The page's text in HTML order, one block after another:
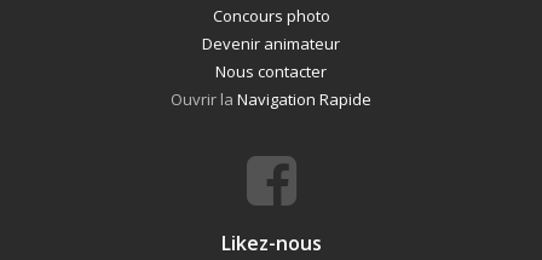
Concours photo
Devenir animateur
Nous contacter
Ouvrir la Navigation Rapide
Likez-nous